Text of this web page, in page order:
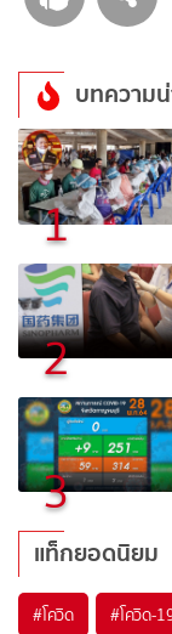
บทความ
1
2
3
แท็กยอดนิยม
#โควิด #โควิด-